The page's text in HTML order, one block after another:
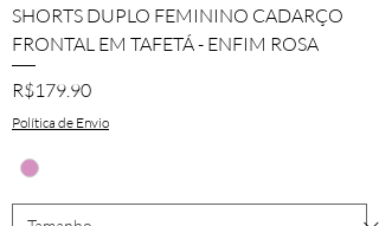
SHORTS DUPLO FEMININO CADARÇO
FRONTAL EM TAFETÁ - ENFIM ROSA
Price
R$179.90
Política de Envio